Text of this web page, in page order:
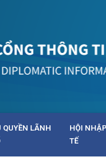
QUYỀN LÃNH
HỘI
TẾ